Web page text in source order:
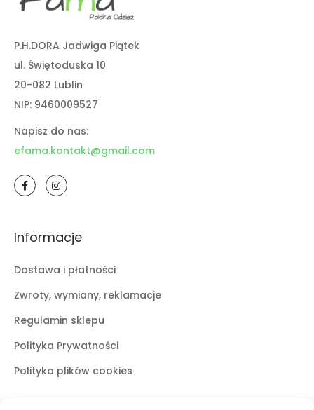
P.H.DORA Jadwiga Piątek
ul. Świętoduska 10
20-082 Lublin
NIP: 9460009527
Napisz do nas:
efama.kontakt@gmail.com
Informacje
Dostawa i płatności
Zwroty, wymiany, reklamacje
Regulamin sklepu
Polityka Prywatności
Polityka plików cookies